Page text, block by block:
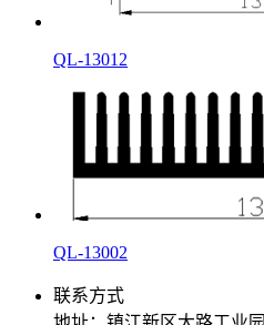
QL-13012
QL-13002
联系方式